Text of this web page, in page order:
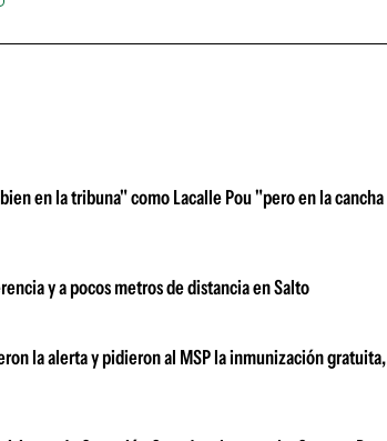
en la tribuna" como Lacalle Pou "pero en la cancha
y a pocos metros de distancia en Salto
la alerta y pidieron al MSP la inmunización gratuita,